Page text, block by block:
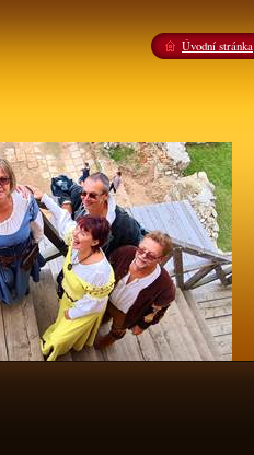
Úvodní stránka